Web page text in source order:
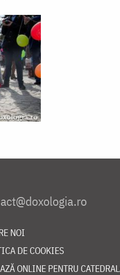
NOI
DE COOKIES
ONLINE PENTRU